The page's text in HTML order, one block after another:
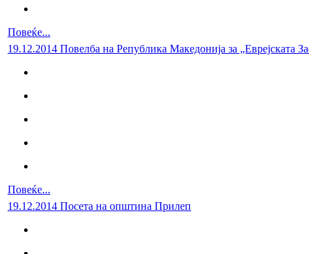
Повеќе...
19.12.2014 Повелба на Република Македонија за „Еврејската
Повеќе...
19.12.2014 Посета на општина Прилеп